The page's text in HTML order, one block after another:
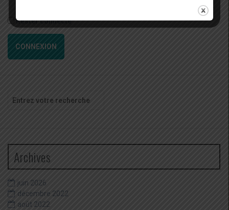
Rester connecté
CONNEXION
pour
Archives
juin 2026
décembre 2022
août 2022